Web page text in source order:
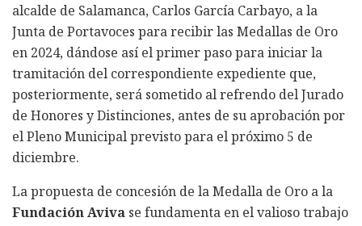
alcalde de Salamanca, Carlos García Carbayo, a la
Junta de Portavoces para recibir las Medallas de Oro
en 2024, dándose así el primer paso para iniciar la
tramitación del correspondiente expediente que,
posteriormente, será sometido al refrendo del Jurado
de Honores y Distinciones, antes de su aprobación por
el Pleno Municipal previsto para el próximo 5 de
diciembre.
La propuesta de concesión de la Medalla de Oro a la
Fundación Aviva se fundamenta en el valioso trabajo